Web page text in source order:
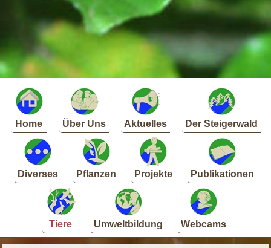
Home Über Uns Aktuelles Der Steigerwald
Diverses Pflanzen Projekte Publikationen
Tiere Umweltbildung Webcams